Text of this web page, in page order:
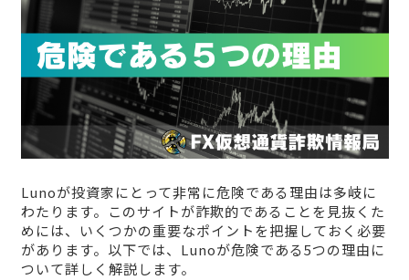
Lunoが投資家にとって非常に危険である理由は多岐に
わたります。このサイトが詐欺的であることを見抜くた
めには、いくつかの重要なポイントを把握しておく必要
があります。以下では、Lunoが危険である5つの理由に
ついて詳しく解説します。